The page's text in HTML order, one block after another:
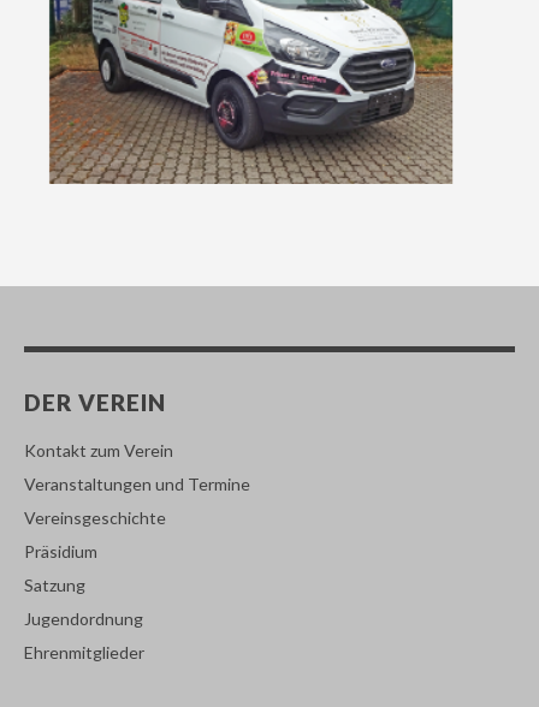
DER VEREIN
Kontakt zum Verein
Veranstaltungen und Termine
Vereinsgeschichte
Präsidium
Satzung
Jugendordnung
Ehrenmitglieder